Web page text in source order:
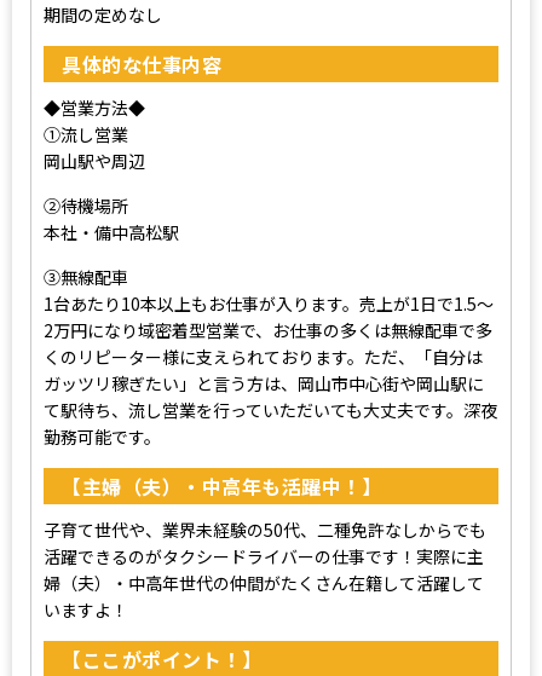
期間の定めなし
具体的な仕事内容
◆営業方法◆
①流し営業
岡山駅や周辺
②待機場所
本社・備中高松駅
③無線配車
1台あたり10本以上もお仕事が入ります。売上が1日で1.5～
2万円になり域密着型営業で、お仕事の多くは無線配車で多
くのリピーター様に支えられております。ただ、「自分は
ガッツリ稼ぎたい」と言う方は、岡山市中心街や岡山駅に
て駅待ち、流し営業を行っていただいても大丈夫です。深夜
勤務可能です。
【主婦（夫）・中高年も活躍中！】
子育て世代や、業界未経験の50代、二種免許なしからでも
活躍できるのがタクシードライバーの仕事です！実際に主
婦（夫）・中高年世代の仲間がたくさん在籍して活躍して
いますよ！
【ここがポイント！】